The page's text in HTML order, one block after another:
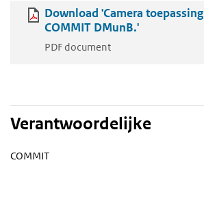
Download 'Camera toepassing
COMMIT DMunB.'
PDF document
Verantwoordelijke
COMMIT